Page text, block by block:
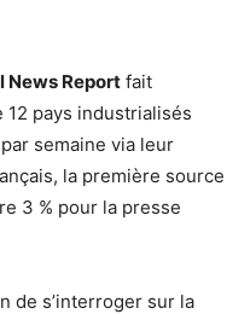
News Report fait
12 pays industrialisés
semaine via leur
la première source
3 % pour la presse
de s’interroger sur la